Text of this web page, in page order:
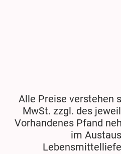
Alle Preise verstehen
MwSt. zzgl. des
Vorhandenes Pfand
im